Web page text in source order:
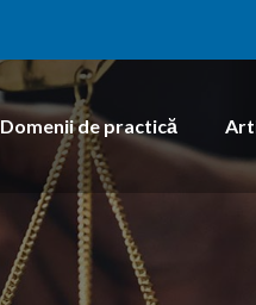
Domenii de practică